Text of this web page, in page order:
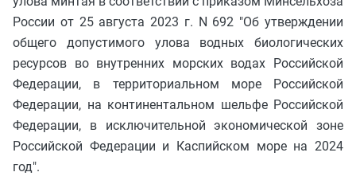
России от 25 августа 2023 г. N 692 "Об утверждении
общего допустимого улова водных биологических
ресурсов во внутренних морских водах Российской
Федерации, в территориальном море Российской
Федерации, на континентальном шельфе Российской
Федерации, в исключительной экономической зоне
Российской Федерации и Каспийском море на 2024
год".